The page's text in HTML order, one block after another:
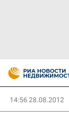
14:56 28.08.2012